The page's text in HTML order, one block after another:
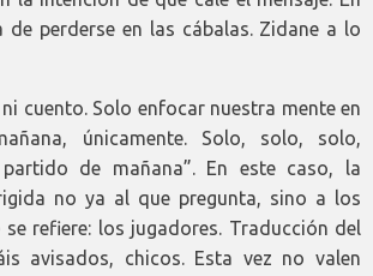
de perderse en las cábalas. Zidane a lo
cuento. Solo enfocar nuestra mente en
únicamente. Solo, solo, solo,
de mañana”. En este caso, la
no ya al que pregunta, sino a los
refiere: los jugadores. Traducción del
avisados, chicos. Esta vez no valen